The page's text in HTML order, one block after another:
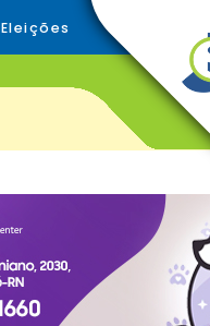
Eleições